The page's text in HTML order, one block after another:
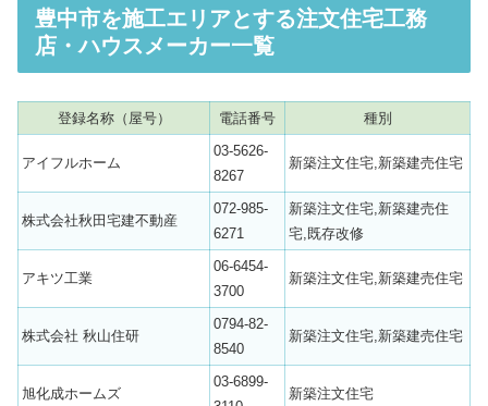
豊中市を施工エリアとする注文住宅工務
店・ハウスメーカー一覧
登録名称（屋号） 電話番号 種別
アイフルホーム
03-5626-
8267
新築注文住宅,新築建売住宅
株式会社秋田宅建不動産
072-985-
6271
新築注文住宅,新築建売住
宅,既存改修
アキツ工業
06-6454-
3700
新築注文住宅,新築建売住宅
株式会社 秋山住研
0794-82-
8540
新築注文住宅,新築建売住宅
旭化成ホームズ
03-6899-
新築注文住宅